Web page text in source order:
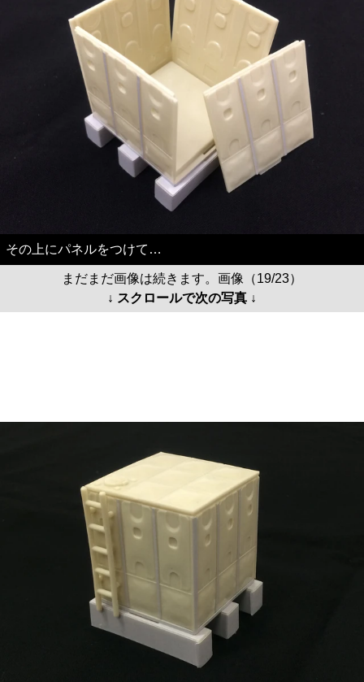
その上にパネルをつけて…
まだまだ画像は続きます。画像（19/23）
↓ スクロールで次の写真 ↓